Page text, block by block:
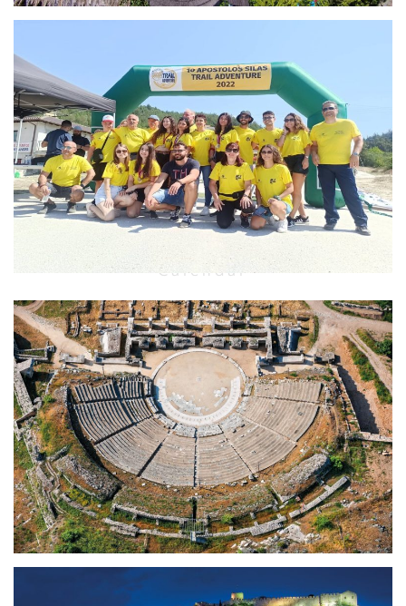
Apostolos Silas Trail Adventure
Calendar
Archäologische Stätte von
Philippi – Weltkulturerbe der
UNESCO